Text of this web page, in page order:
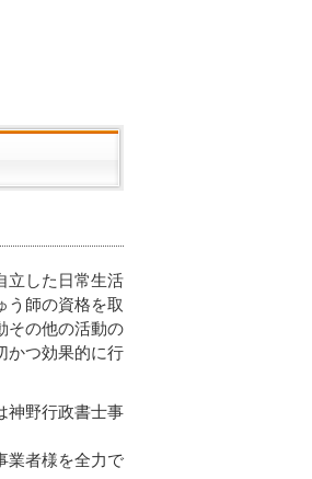
立した日常生活
う師の資格を取
その他の活動の
かつ効果的に行
神野行政書士事
業者様を全力で